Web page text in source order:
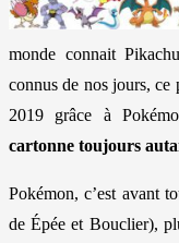
monde connait
connus de nos jours, ce
2019 grâce à
cartonne toujours
Pokémon, c’est avant
de Épée et Bouclier),